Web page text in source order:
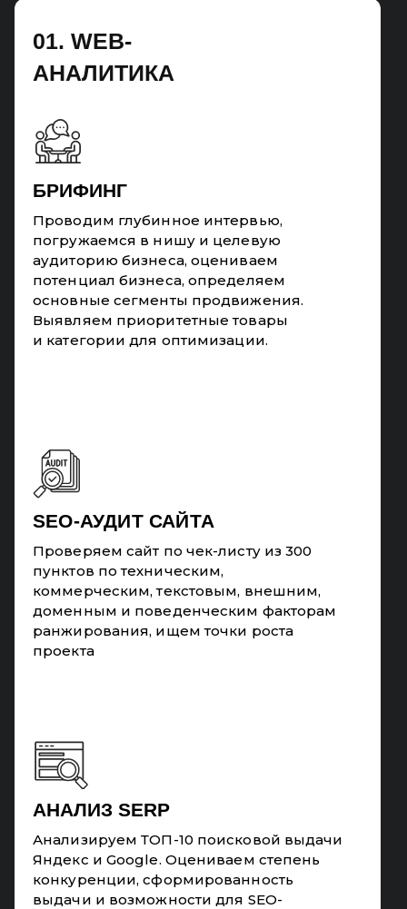
01. WEB-
АНАЛИТИКА
БРИФИНГ
SEO-АУДИТ САЙТА
Проводим глубинное интервью,
погружаемся в нишу и целевую
аудиторию бизнеса, оцениваем
потенциал бизнеса, определяем
основные сегменты продвижения.
Выявляем приоритетные товары
и категории для оптимизации.
Проверяем сайт по чек-листу из 300
пунктов по техническим,
коммерческим, текстовым, внешним,
доменным и поведенческим факторам
ранжирования, ищем точки роста
проекта
АНАЛИЗ SERP
Анализируем ТОП-10 поисковой выдачи
Яндекс и Google. Оцениваем степень
конкуренции, сформированность
выдачи и возможности для SEO-